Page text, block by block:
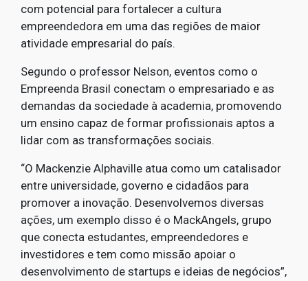
com potencial para fortalecer a cultura
empreendedora em uma das regiões de maior
atividade empresarial do país.
Segundo o professor Nelson, eventos como o
Empreenda Brasil conectam o empresariado e as
demandas da sociedade à academia, promovendo
um ensino capaz de formar profissionais aptos a
lidar com as transformações sociais.
“O Mackenzie Alphaville atua como um catalisador
entre universidade, governo e cidadãos para
promover a inovação. Desenvolvemos diversas
ações, um exemplo disso é o MackAngels, grupo
que conecta estudantes, empreendedores e
investidores e tem como missão apoiar o
desenvolvimento de startups e ideias de negócios”,